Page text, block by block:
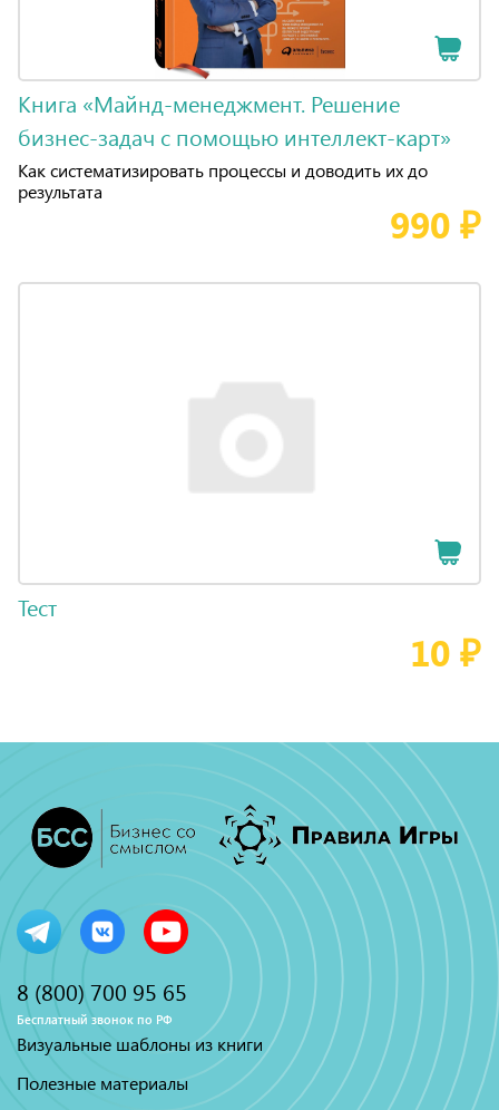
Книга «Майнд-менеджмент. Решение
бизнес-задач с помощью интеллект-карт»
Как систематизировать процессы и доводить их до
результата
990 ₽
Тест
10 ₽
8 (800) 700 95 65
Бесплатный звонок по РФ
Визуальные шаблоны из книги
Полезные материалы